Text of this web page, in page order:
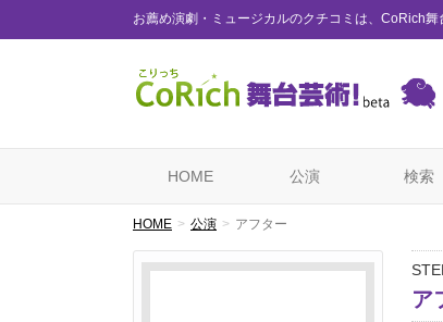
お薦め演劇・ミュージカルのクチコミは、CoRich舞
HOME 公演 検索
HOME 公演 アフター
ア